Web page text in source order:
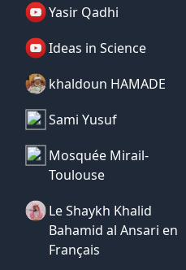
Yasir Qadhi
Ideas in Science
khaldoun HAMADE
Sami Yusuf
Mosquée Mirail-
Toulouse
Le Shaykh Khalid
Bahamid al Ansari en
Français